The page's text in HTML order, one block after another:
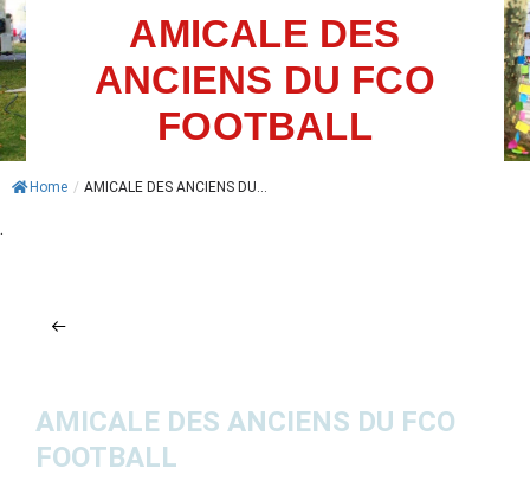
SUIS
MES
SERVICES
VIE
MUNICIPALE
ACTUALITÉS
MES
AMICALE DES
ANCIENS DU FCO
FOOTBALL
Home / AMICALE DES ANCIENS DU...
.
AMICALE DES ANCIENS DU FCO
FOOTBALL